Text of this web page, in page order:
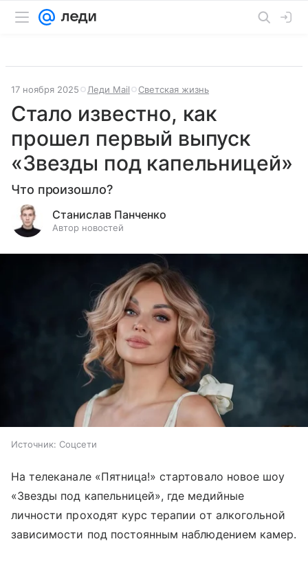
17 ноября 2025 Леди Mail Светская жизнь
Стало известно, как
прошел первый выпуск
«Звезды под капельницей»
Что произошло?
Станислав Панченко
Автор новостей
Источник: Соцсети
На телеканале «Пятница!» стартовало новое шоу
«Звезды под капельницей», где медийные
личности проходят курс терапии от алкогольной
зависимости под постоянным наблюдением камер.